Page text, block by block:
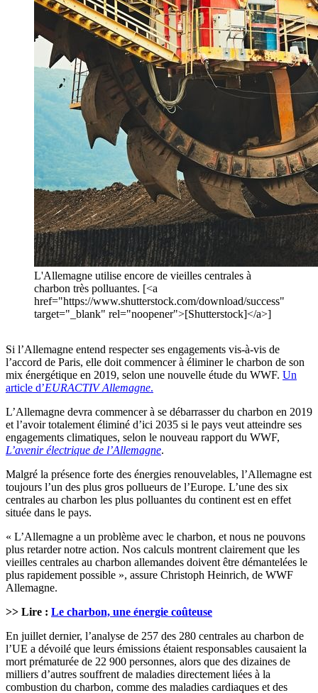
L'Allemagne utilise encore de vieilles centrales à
charbon très polluantes. [<a
href="https://www.shutterstock.com/download/success"
target="_blank" rel="noopener">[Shutterstock]</a>]
Si l’Allemagne entend respecter ses engagements vis-à-vis de
l’accord de Paris, elle doit commencer à éliminer le charbon de son
mix énergétique en 2019, selon une nouvelle étude du WWF. Un
article d’EURACTIV Allemagne.
L’Allemagne devra commencer à se débarrasser du charbon en 2019
et l’avoir totalement éliminé d’ici 2035 si le pays veut atteindre ses
engagements climatiques, selon le nouveau rapport du WWF,
L’avenir électrique de l’Allemagne.
Malgré la présence forte des énergies renouvelables, l’Allemagne est
toujours l’un des plus gros pollueurs de l’Europe. L’une des six
centrales au charbon les plus polluantes du continent est en effet
située dans le pays.
« L’Allemagne a un problème avec le charbon, et nous ne pouvons
plus retarder notre action. Nos calculs montrent clairement que les
vieilles centrales au charbon allemandes doivent être démantelées le
plus rapidement possible », assure Christoph Heinrich, de WWF
Allemagne.
>> Lire : Le charbon, une énergie coûteuse
En juillet dernier, l’analyse de 257 des 280 centrales au charbon de
l’UE a dévoilé que leurs émissions étaient responsables causaient la
mort prématurée de 22 900 personnes, alors que des dizaines de
milliers d’autres souffrent de maladies directement liées à la
combustion du charbon, comme des maladies cardiaques et des